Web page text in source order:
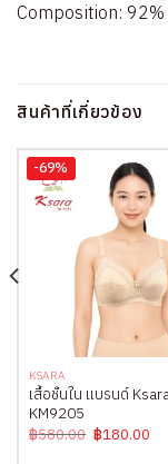
Composition: 92%
สินค้าที่เกี่ยวข้อง
-69%
KSARA
เสื้อชั้นใน แบรนด์
KM9205
฿580.00 Original
price
฿180.00